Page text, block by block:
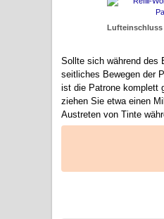
Sollte sich während des
seitliches Bewegen der
ist die Patrone komplett
ziehen Sie etwa einen
Austreten von Tinte